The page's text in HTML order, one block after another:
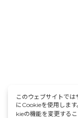
このウェブサイトで
にCookieを使用しま
kieの機能を変更する